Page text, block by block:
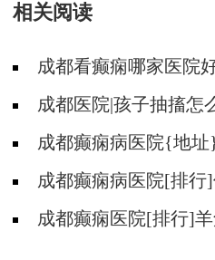
相关阅读
成都看癫痫哪家医院
痫是遗传的吗?
成都医院|孩子抽搐怎
药?成都癫痫病医院{地
原则?成都癫痫病医院[排行
成都癫痫医院[排行]